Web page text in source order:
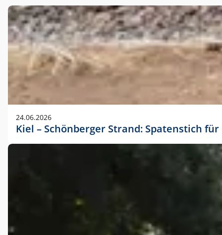
24.06.2026
Kiel – Schönberger Strand: Spatenstich